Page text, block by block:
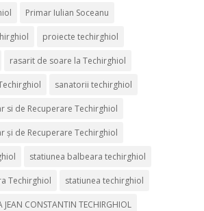
Primar Iulian Soceanu
proiecte techirghiol
rasarit de soare la Techirghiol
sanatorii techirghiol
si de Recuperare Techirghiol
și de Recuperare Techirghiol
statiunea balbeara techirghiol
Techirghiol statiunea techirghiol
JEAN CONSTANTIN TECHIRGHIOL